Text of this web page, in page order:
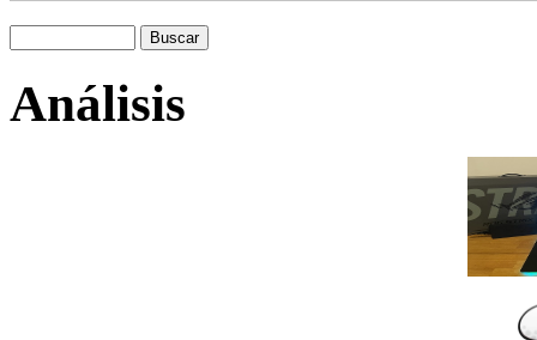
Análisis